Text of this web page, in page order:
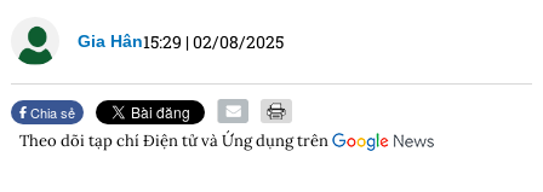
Gia Hân15:29 |02/08/2025
Chia sẻ
Theo dõi tạp chíĐiện tử và Ứng dụngtrên